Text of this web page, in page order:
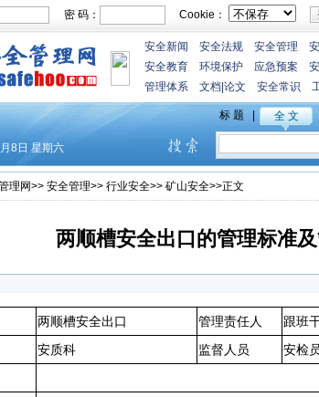
密 码： Cookie：
安全新闻 安全法规 安全管理
安全教育
环境保护 应急预案
管理体系
文档 论文 安全常识
理网>> 安全管理>> 行业安全>> 矿山安全>>正文
两顺槽安全出口的管理标准
两顺槽安全出口 管理责任人
跟班
安质科 监督人员
安检